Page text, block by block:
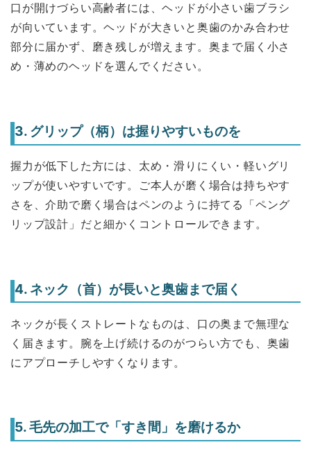
口が開けづらい高齢者には、ヘッドが小さい歯ブラシ
が向いています。ヘッドが大きいと奥歯のかみ合わせ
部分に届かず、磨き残しが増えます。奥まで届く小さ
め・薄めのヘッドを選んでください。
3. グリップ（柄）は握りやすいものを
握力が低下した方には、太め・滑りにくい・軽いグリ
ップが使いやすいです。ご本人が磨く場合は持ちやす
さを、介助で磨く場合はペンのように持てる「ペング
リップ設計」だと細かくコントロールできます。
4. ネック（首）が長いと奥歯まで届く
ネックが長くストレートなものは、口の奥まで無理な
く届きます。腕を上げ続けるのがつらい方でも、奥歯
にアプローチしやすくなります。
5. 毛先の加工で「すき間」を磨けるか